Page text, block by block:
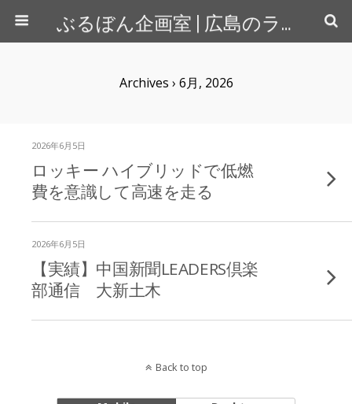
ぶるぼん企画室 | 広島のライター＆カメラマン
Archives › 6月, 2026
2026年6月5日
ロッキー ハイブリッドで低燃
費を意識して高速を走る
2026年6月5日
【実績】中国新聞LEADERS倶楽
部通信 大新土木
Back to top